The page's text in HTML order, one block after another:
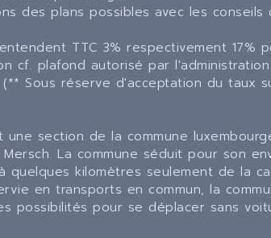
des plans possibles avec les
TTC 3% respectivement
cf. plafond autorisé par
(** Sous réserve d'acceptation du taux
une section de la commune
La commune séduit pour son
quelques kilomètres seulement de la
en transports en commun, la
possibilités pour se déplacer sans